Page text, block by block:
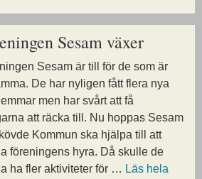
Sesam växer
Sesam är till för de som är
De har nyligen fått flera nya
men har svårt att få
att räcka till. Nu hoppas Sesam
Kommun ska hjälpa till att
föreningens hyra. Då skulle de
ha fler aktiviteter för … Läs hela